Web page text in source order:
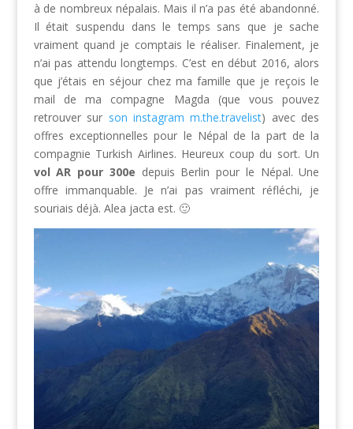
à de nombreux népalais. Mais il n’a pas été abandonné.
Il était suspendu dans le temps sans que je sache
vraiment quand je comptais le réaliser. Finalement, je
n’ai pas attendu longtemps. C’est en début 2016, alors
que j’étais en séjour chez ma famille que je reçois le
mail de ma compagne Magda (que vous pouvez
retrouver sur son instagram m.the.travelist) avec des
offres exceptionnelles pour le Népal de la part de la
compagnie Turkish Airlines. Heureux coup du sort. Un
vol AR pour 300e depuis Berlin pour le Népal. Une
offre immanquable. Je n’ai pas vraiment réfléchi, je
souriais déjà. Alea jacta est. 🙂